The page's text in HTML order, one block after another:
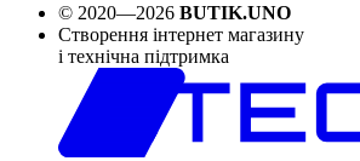
© 2020—2026 BUTIK.UNO
Створення інтернет магазину
і технічна підтримка